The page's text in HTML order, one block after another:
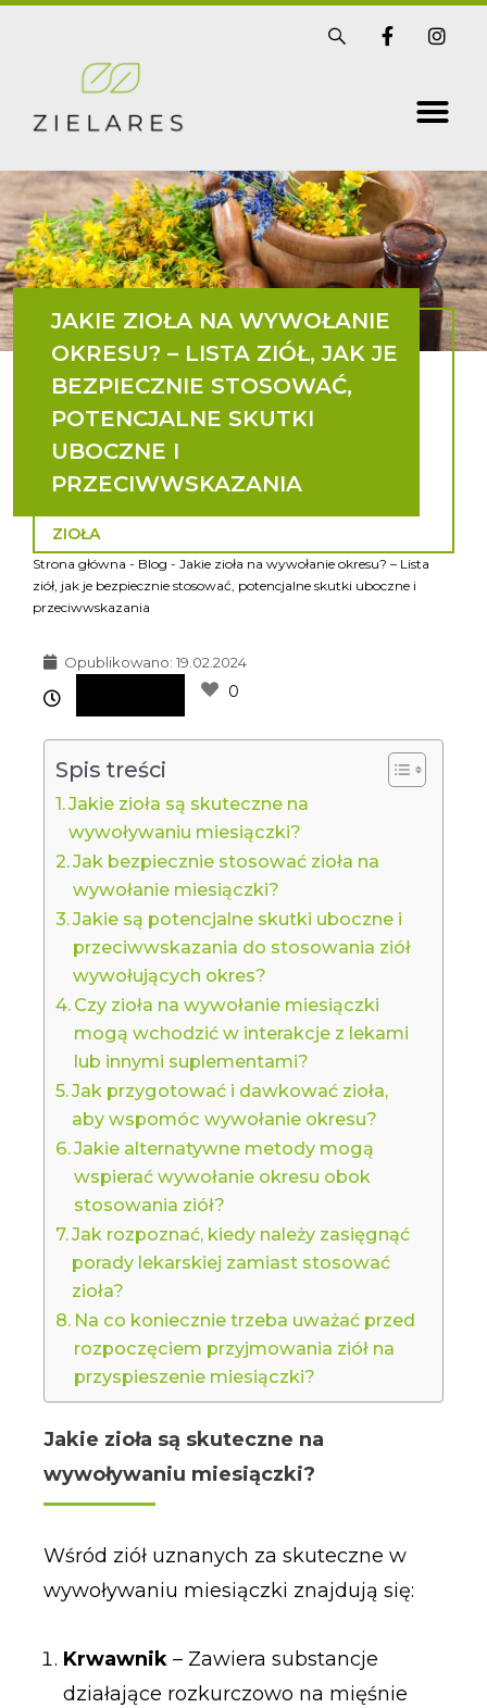
S
i
F
a
-
f
I
n
a
g
m
JAKIE ZIOŁA NA WYWOŁANIE
OKRESU? – LISTA ZIÓŁ, JAK JE
BEZPIECZNIE STOSOWAĆ,
POTENCJALNE SKUTKI
UBOCZNE I
PRZECIWWSKAZANIA
ZIOŁA
Strona główna - Blog - Jakie zioła na wywołanie okresu? – Lista
ziół, jak je bezpiecznie stosować, potencjalne skutki uboczne i
przeciwwskazania
Opublikowano: 19.02.2024
0
Spis treści
Jakie zioła są skuteczne na
wywoływaniu miesiączki?
Jak bezpiecznie stosować zioła na
wywołanie miesiączki?
Jakie są potencjalne skutki uboczne i
przeciwwskazania do stosowania ziół
wywołujących okres?
Czy zioła na wywołanie miesiączki
mogą wchodzić w interakcje z lekami
lub innymi suplementami?
Jak przygotować i dawkować zioła,
aby wspomóc wywołanie okresu?
Jakie alternatywne metody mogą
wspierać wywołanie okresu obok
stosowania ziół?
Jak rozpoznać, kiedy należy zasięgnąć
porady lekarskiej zamiast stosować
zioła?
Na co koniecznie trzeba uważać przed
rozpoczęciem przyjmowania ziół na
przyspieszenie miesiączki?
Jakie zioła są skuteczne na
wywoływaniu miesiączki?
Wśród ziół uznanych za skuteczne w
wywoływaniu miesiączki znajdują się:
Krwawnik– Zawiera substancje
działające rozkurczowo na mięśnie